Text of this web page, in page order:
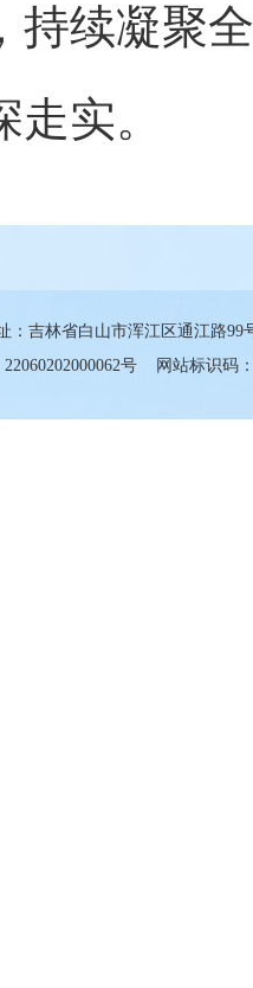
持续凝聚
实。
吉林省白山市浑江区通江路99
号 网站标识码